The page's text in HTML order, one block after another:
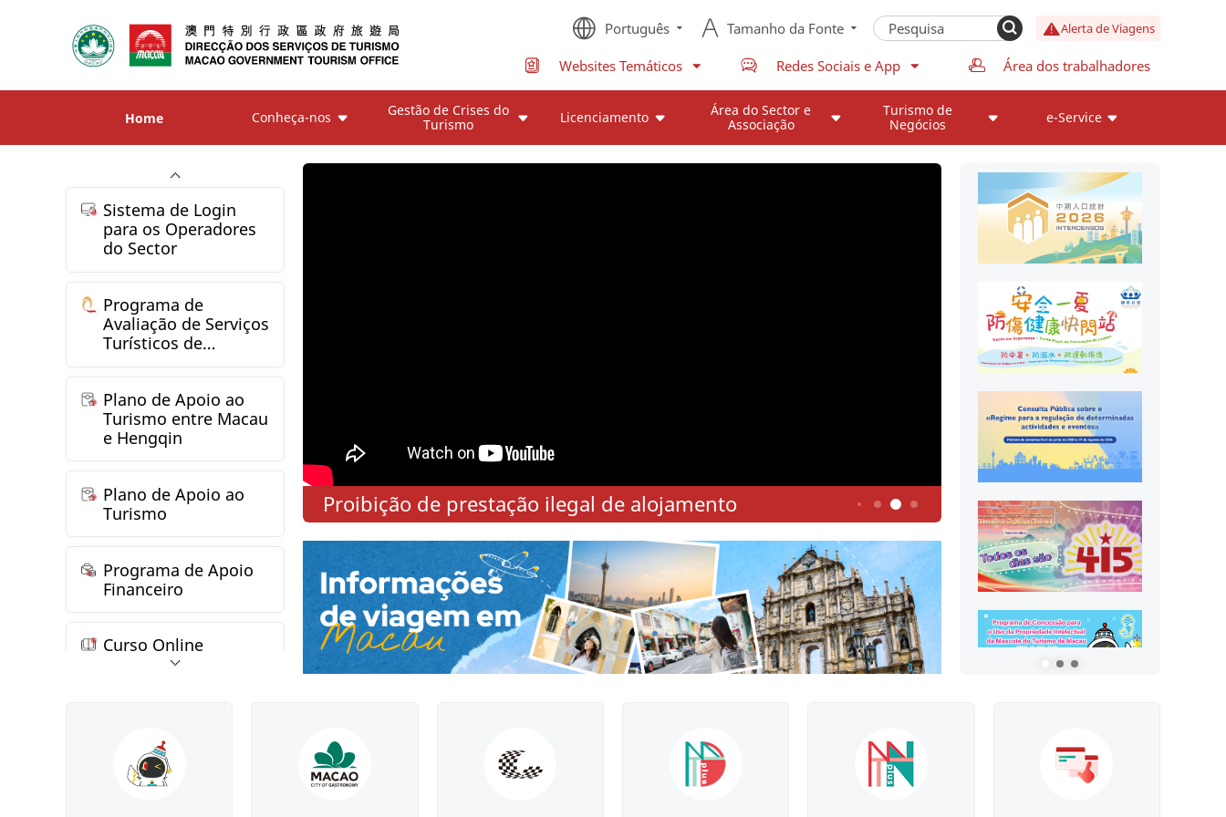
Português Tamanho da Fonte Alerta de Viagens
Websites Temáticos Redes Sociais e App Área dos trabalhadores
Home Conheça-nos
Gestão de Crises do
Turismo
Licenciamento
Área do Sector e
Associação
Turismo de
Negócios
e-Service
Sistema de Login
para os Operadores
do Sector
Programa de
Avaliação de Serviços
Turísticos de
Qualidade
Plano de Apoio ao
Turismo entre Macau
e Hengqin
Plano de Apoio ao
Turismo
Programa de Apoio
Financeiro
Curso Online
Turismo
Vídeos promocionais do Relatório das Linhas de Acção Governativa para 2026 Proibição de prestação ilegal de alojamento 3 4 5 6